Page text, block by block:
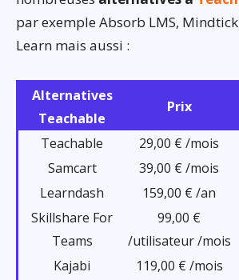
par exemple Absorb LMS,
Learn mais aussi :
Alternatives
Teachable
Prix
Teachable 29,00 € /mois
Samcart
39,00 € /mois
Learndash
159,00 € /an
Skillshare For
Teams
99,00 €
/utilisateur /mois
Kajabi 119,00 € /mois